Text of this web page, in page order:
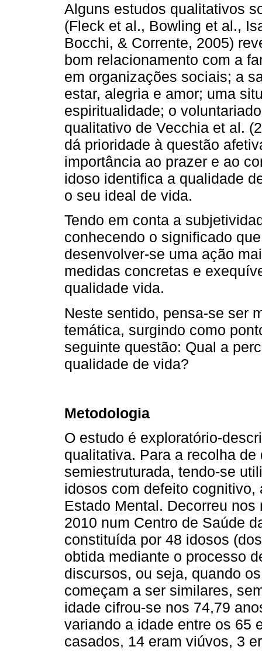
Alguns estudos qualitativos
(Fleck et al., Bowling et al.,
Bocchi, & Corrente, 2005)
bom relacionamento com a
em organizações sociais; a
estar, alegria e amor; uma
espiritualidade; o
qualitativo de Vecchia et al.
dá prioridade à questão
importância ao prazer e ao
idoso identifica a qualidade
o seu ideal de vida.
Tendo em conta a
conhecendo o significado
desenvolver-se uma ação
medidas concretas e
qualidade vida.
Neste sentido, pensa-se ser
temática, surgindo como
seguinte questão: Qual a
qualidade de vida?
Metodologia
O estudo é exploratório-
qualitativa. Para a recolha
semiestruturada, tendo-se
idosos com defeito
Estado Mental. Decorreu
2010 num Centro de Saúde
constituída por 48 idosos
obtida mediante o processo
discursos, ou seja, quando
começam a ser similares,
idade cifrou-se nos 74,79
variando a idade entre os 65
casados, 14 eram viúvos, 3